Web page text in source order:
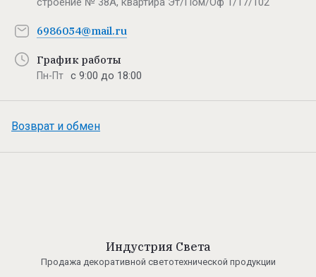
6986054@mail.ru
График работы
Пн-Пт с 9:00 до 18:00
Возврат и обмен
Индустрия Света
Продажа декоративной светотехнической продукции